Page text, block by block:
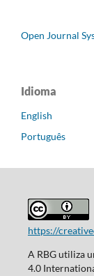
Open Journal
Idioma
English
Português
https://
A RBG utiliza
4.0